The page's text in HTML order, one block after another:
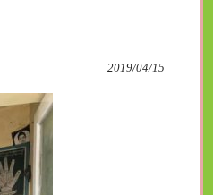
2019/04/15